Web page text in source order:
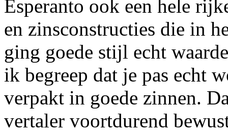
Esperanto ook een hele
en zinsconstructies die in
ging goede stijl echt
ik begreep dat je pas echt
verpakt in goede zinnen.
vertaler voortdurend